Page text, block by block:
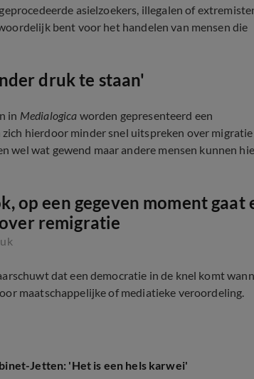
asielzoekers, illegalen of
bent voor het handelen van mensen die
druk te staan'
in Medialogica worden gepresenteerd een
hierdoor minder snel uitspreken over
wel wat gewend maar andere mensen kunnen
op een gegeven moment gaat
remigratie
dat een democratie in de knel komt
maatschappelijke of mediatieke veroordeling.
Jetten: 'Het is een hels karwei'